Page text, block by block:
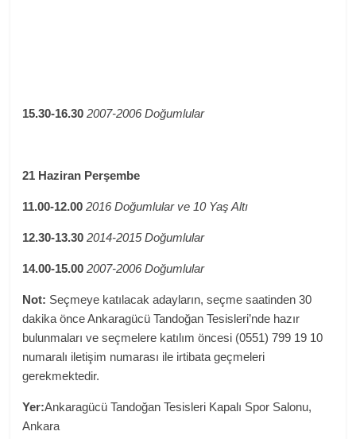
15.30-16.30 2007-2006 Doğumlular
21 Haziran Perşembe
11.00-12.00 2016 Doğumlular ve 10 Yaş Altı
12.30-13.30 2014-2015 Doğumlular
14.00-15.00 2007-2006 Doğumlular
Not: Seçmeye katılacak adayların, seçme saatinden 30
dakika önce Ankaragücü Tandoğan Tesisleri’nde hazır
bulunmaları ve seçmelere katılım öncesi (0551) 799 19 10
numaralı iletişim numarası ile irtibata geçmeleri
gerekmektedir.
Yer:Ankaragücü Tandoğan Tesisleri Kapalı Spor Salonu,
Ankara